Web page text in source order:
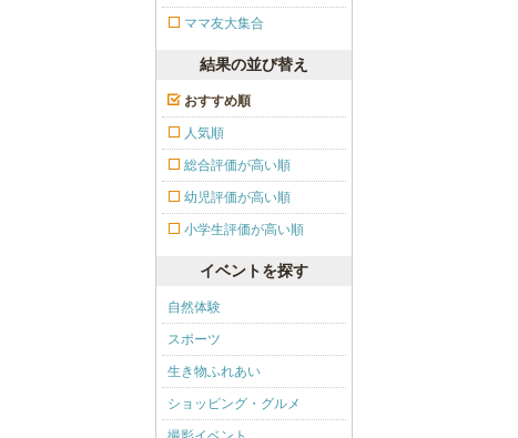
ママ友大集合
結果の並び替え
おすすめ順
人気順
総合評価が高い順
幼児評価が高い順
小学生評価が高い順
イベントを探す
自然体験
スポーツ
生き物ふれあい
ショッピング・グルメ